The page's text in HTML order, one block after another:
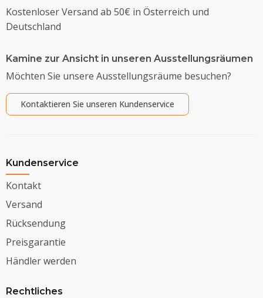
Kostenloser Versand ab 50€ in Österreich und
Deutschland
Kamine zur Ansicht in unseren Ausstellungsräumen
Möchten Sie unsere Ausstellungsräume besuchen?
Kontaktieren Sie unseren Kundenservice
Kundenservice
Kontakt
Versand
Rücksendung
Preisgarantie
Händler werden
Rechtliches